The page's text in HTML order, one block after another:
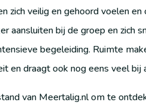
zich veilig en gehoord voelen
aansluiten bij de groep en zich
begeleiding. Ruimte
en draagt ook nog eens veel
van Meertalig.nl om te